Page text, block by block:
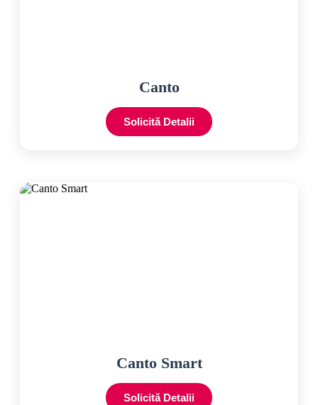
Canto
Solicită Detalii
Canto Smart
Solicită Detalii